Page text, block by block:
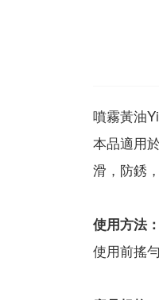
噴霧黃油
本品適用
滑，防銹
使用方法：
使用前搖